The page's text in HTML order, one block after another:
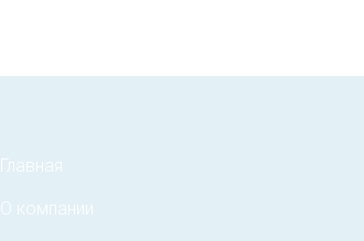
Главная
О компании